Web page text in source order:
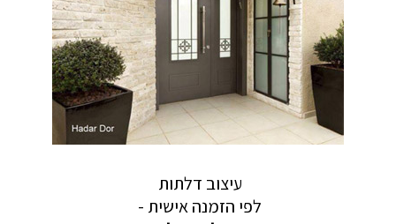
עיצוב דלתות
לפי הזמנה אישית -